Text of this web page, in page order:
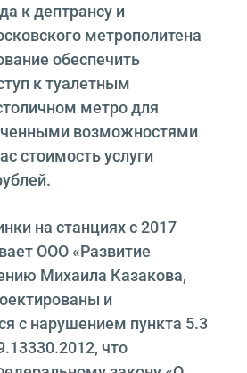
к дептрансу и
метрополитена
обеспечить
к туалетным
метро для
возможностями
стоимость услуги
на станциях с 2017
ООО «Развитие
Михаила Казакова,
и
с нарушением пункта 5.3
что